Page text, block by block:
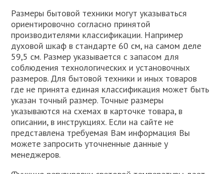
Размеры бытовой техники могут указываться
ориентировочно согласно принятой
производителями классификации. Например
духовой шкаф в стандарте 60 см, на самом деле
59,5 см. Размер указывается с запасом для
соблюдения технологических и установочных
размеров. Для бытовой техники и иных товаров
где не принята единая классификация может быть
указан точный размер. Точные размеры
указываются на схемах в карточке товара, в
описании, в инструкциях. Если на сайте не
представлена требуемая Вам информация Вы
можете запросить уточненные данные у
менеджеров.